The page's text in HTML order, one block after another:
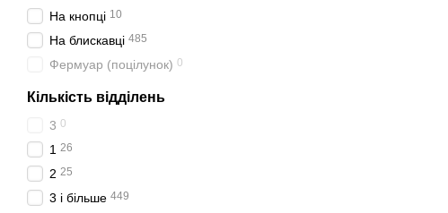
На кнопці 10
На блискавці 485
Фермуар (поцілунок) 0
Кількість відділень
3 0
1 26
2 25
3 і більше 449